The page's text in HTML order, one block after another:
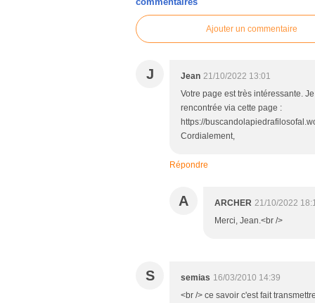
Ajouter un commentaire
J Jean 21/10/2022 13:01
Votre page est très intéressante.
rencontrée via cette page :
https://
Cordialement,
Répondre
A ARCHER 21/10/2022
Merci, Jean.<br />
S semias 16/03/2010 14:39
<br /> ce savoir c'est fait